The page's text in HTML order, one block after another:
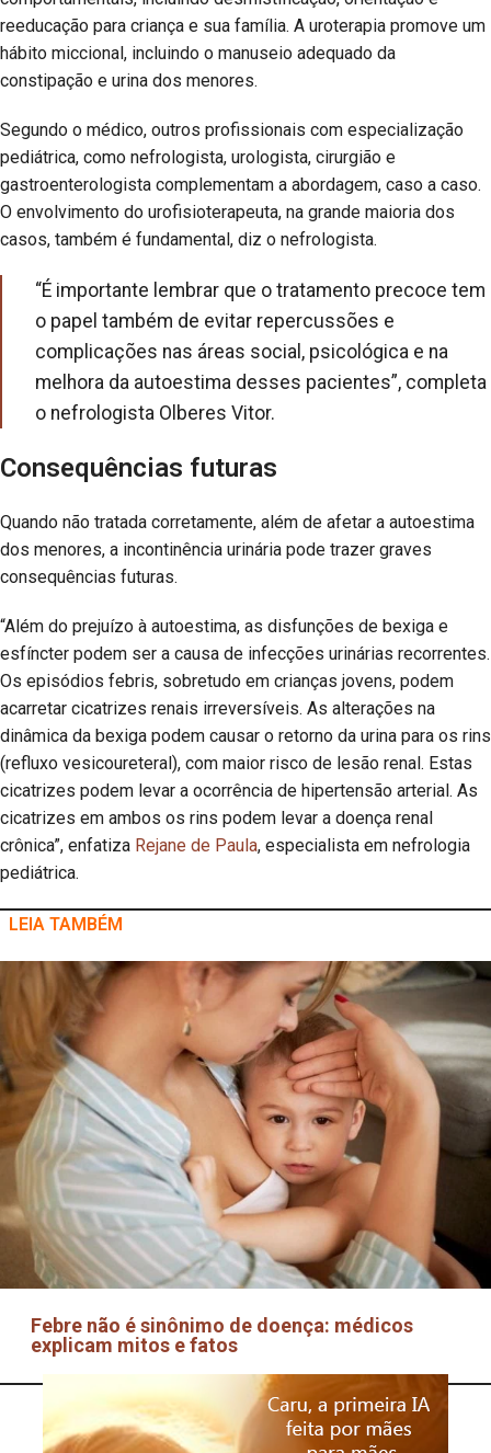
reeducação para criança e sua família. A uroterapia promove um
hábito miccional, incluindo o manuseio adequado da
constipação e urina dos menores.
Segundo o médico, outros profissionais com especialização
pediátrica, como nefrologista, urologista, cirurgião e
gastroenterologista complementam a abordagem, caso a caso.
O envolvimento do urofisioterapeuta, na grande maioria dos
casos, também é fundamental, diz o nefrologista.
“É importante lembrar que o tratamento precoce tem
o papel também de evitar repercussões e
complicações nas áreas social, psicológica e na
melhora da autoestima desses pacientes”, completa
o nefrologista Olberes Vitor.
Consequências futuras
Quando não tratada corretamente, além de afetar a autoestima
dos menores, a incontinência urinária pode trazer graves
consequências futuras.
“Além do prejuízo à autoestima, as disfunções de bexiga e
esfíncter podem ser a causa de infecções urinárias recorrentes.
Os episódios febris, sobretudo em crianças jovens, podem
acarretar cicatrizes renais irreversíveis. As alterações na
dinâmica da bexiga podem causar o retorno da urina para os rins
(refluxo vesicoureteral), com maior risco de lesão renal. Estas
cicatrizes podem levar a ocorrência de hipertensão arterial. As
cicatrizes em ambos os rins podem levar a doença renal
crônica”, enfatiza Rejane de Paula, especialista em nefrologia
pediátrica.
LEIA TAMBÉM
Febre não é sinônimo de doença: médicos
explicam mitos e fatos